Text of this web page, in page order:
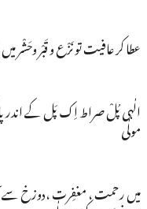
عطا کر عافیت تو نَزْع و قَبْر وحَشْر
الٰہی پُلْ صراط اِک پَل کے اندر
مولٰی
میں رحمت ، مغفِرت ،دوزخ